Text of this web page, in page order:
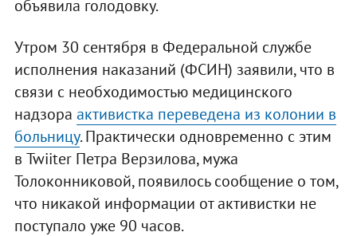
объявила голодовку.
Утром 30 сентября в Федеральной службе
исполнения наказаний (ФСИН) заявили, что в
связи с необходимостью медицинского
надзора активистка переведена из колонии в
больницу. Практически одновременно с этим
в Twiiter Петра Верзилова, мужа
Толоконниковой, появилось сообщение о том,
что никакой информации от активистки не
поступало уже 90 часов.